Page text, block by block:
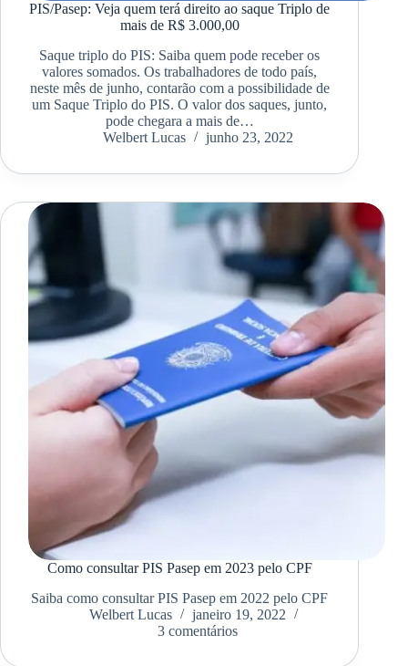
PIS/Pasep: Veja quem terá direito ao saque Triplo de
mais de R$ 3.000,00
Saque triplo do PIS: Saiba quem pode receber os
valores somados. Os trabalhadores de todo país,
neste mês de junho, contarão com a possibilidade de
um Saque Triplo do PIS. O valor dos saques, junto,
pode chegara a mais de…
Welbert Lucas
junho 23, 2022
Como consultar PIS Pasep em 2023 pelo CPF
Saiba como consultar PIS Pasep em 2022 pelo CPF
Welbert Lucas
janeiro 19, 2022
3 comentários